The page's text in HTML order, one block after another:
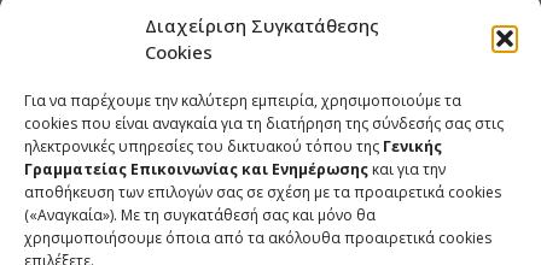
Διαχείριση Συγκατάθεσης
Cookies
Για να παρέχουμε την καλύτερη εμπειρία, χρησιμοποιούμε τα
cookies που είναι αναγκαία για τη διατήρηση της σύνδεσής σας στις
ηλεκτρονικές υπηρεσίες του δικτυακού τόπου της Γενικής
Γραμματείας Επικοινωνίας και Ενημέρωσης και για την
αποθήκευση των επιλογών σας σε σχέση με τα προαιρετικά cookies
(«Αναγκαία»). Με τη συγκατάθεσή σας και μόνο θα
χρησιμοποιήσουμε όποια από τα ακόλουθα προαιρετικά cookies
επιλέξετε.
ΕΠΙΚΟΙΝΩΝΙΑ